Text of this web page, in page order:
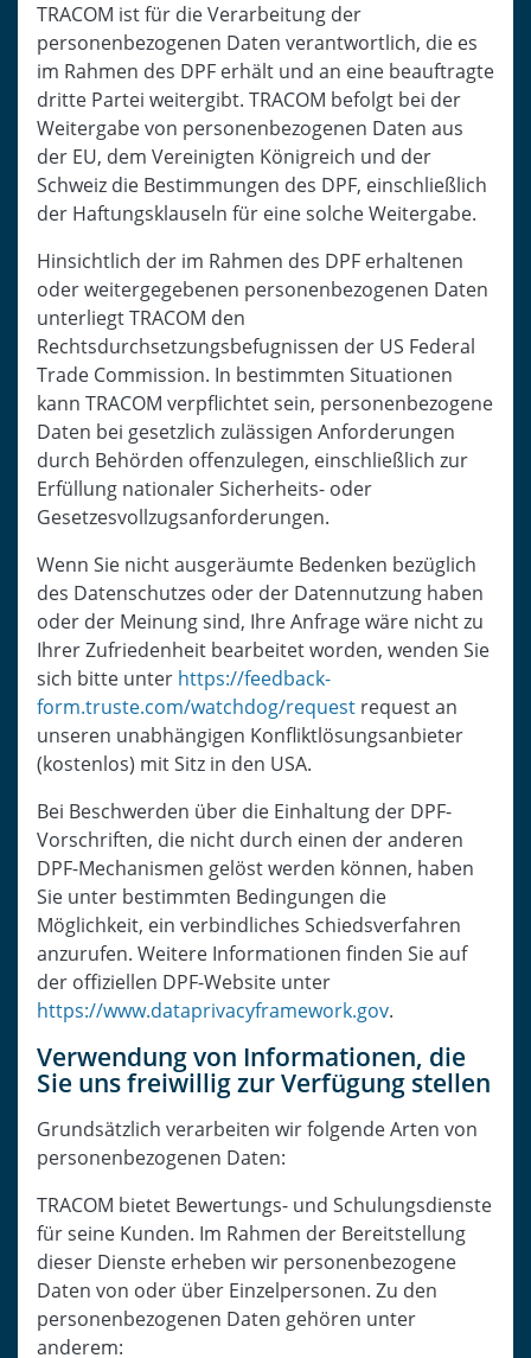
TRACOM ist für die Verarbeitung der
personenbezogenen Daten verantwortlich, die es
im Rahmen des DPF erhält und an eine beauftragte
dritte Partei weitergibt. TRACOM befolgt bei der
Weitergabe von personenbezogenen Daten aus
der EU, dem Vereinigten Königreich und der
Schweiz die Bestimmungen des DPF, einschließlich
der Haftungsklauseln für eine solche Weitergabe.
Hinsichtlich der im Rahmen des DPF erhaltenen
oder weitergegebenen personenbezogenen Daten
unterliegt TRACOM den
Rechtsdurchsetzungsbefugnissen der US Federal
Trade Commission. In bestimmten Situationen
kann TRACOM verpflichtet sein, personenbezogene
Daten bei gesetzlich zulässigen Anforderungen
durch Behörden offenzulegen, einschließlich zur
Erfüllung nationaler Sicherheits- oder
Gesetzesvollzugsanforderungen.
Wenn Sie nicht ausgeräumte Bedenken bezüglich
des Datenschutzes oder der Datennutzung haben
oder der Meinung sind, Ihre Anfrage wäre nicht zu
Ihrer Zufriedenheit bearbeitet worden, wenden Sie
sich bitte unter https://feedback-
form.truste.com/watchdog/request request an
unseren unabhängigen Konfliktlösungsanbieter
(kostenlos) mit Sitz in den USA.
Bei Beschwerden über die Einhaltung der DPF-
Vorschriften, die nicht durch einen der anderen
DPF-Mechanismen gelöst werden können, haben
Sie unter bestimmten Bedingungen die
Möglichkeit, ein verbindliches Schiedsverfahren
anzurufen. Weitere Informationen finden Sie auf
der offiziellen DPF-Website unter
https://www.dataprivacyframework.gov.
Verwendung von Informationen, die
Sie uns freiwillig zur Verfügung stellen
Grundsätzlich verarbeiten wir folgende Arten von
personenbezogenen Daten:
TRACOM bietet Bewertungs- und Schulungsdienste
für seine Kunden. Im Rahmen der Bereitstellung
dieser Dienste erheben wir personenbezogene
Daten von oder über Einzelpersonen. Zu den
personenbezogenen Daten gehören unter
anderem: